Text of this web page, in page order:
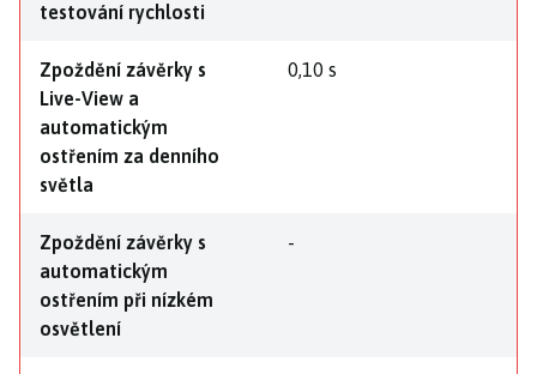
testování rychlosti
Zpoždění závěrky s
Live-View a
automatickým
ostřením za denního
světla
0,10 s
Zpoždění závěrky s
automatickým
ostřením při nízkém
osvětlení
-